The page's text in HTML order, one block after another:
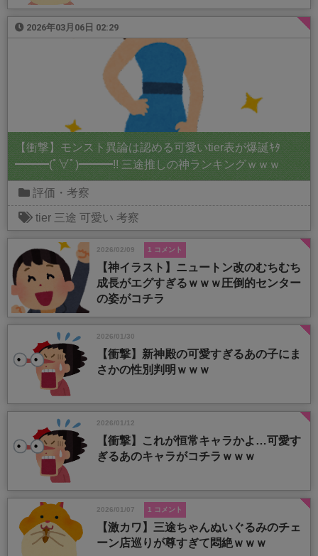
2026年03月06日 02:29
【衝撃】モンスト異論は認める可愛いtier表が爆誕ｷﾀ
━━━(ﾟ∀ﾟ)━━━!! 三途推しの神ランキングｗｗｗ
評価・考察
tier 三途 可愛い 考察
2026/02/09 1 コメント
【神イラスト】ニュートン改のむちむち
成長がエグすぎるｗｗｗ圧倒的センター
の姿がコチラ
2026/01/30
【衝撃】新神殿の可愛すぎるあの子にま
さかの性別判明ｗｗｗ
2026/01/12
【衝撃】これが恒常キャラかよ…可愛す
ぎるあのキャラがコチラｗｗｗ
2026/01/07 1 コメント
【激カワ】三途ちゃんぬいぐるみのチェ
ーン店巡りが尊すぎて悶絶ｗｗｗ